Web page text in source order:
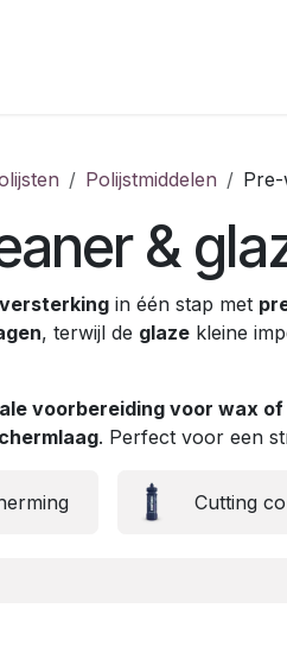
Polijstmiddelen
&
in één stap met
, terwijl de glaze kleine
voorbereiding voor wax
. Perfect voor een
Cutting